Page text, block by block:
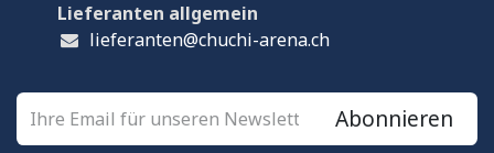
Lieferanten allgemein
lieferanten@chuchi-arena.ch
Abonnieren